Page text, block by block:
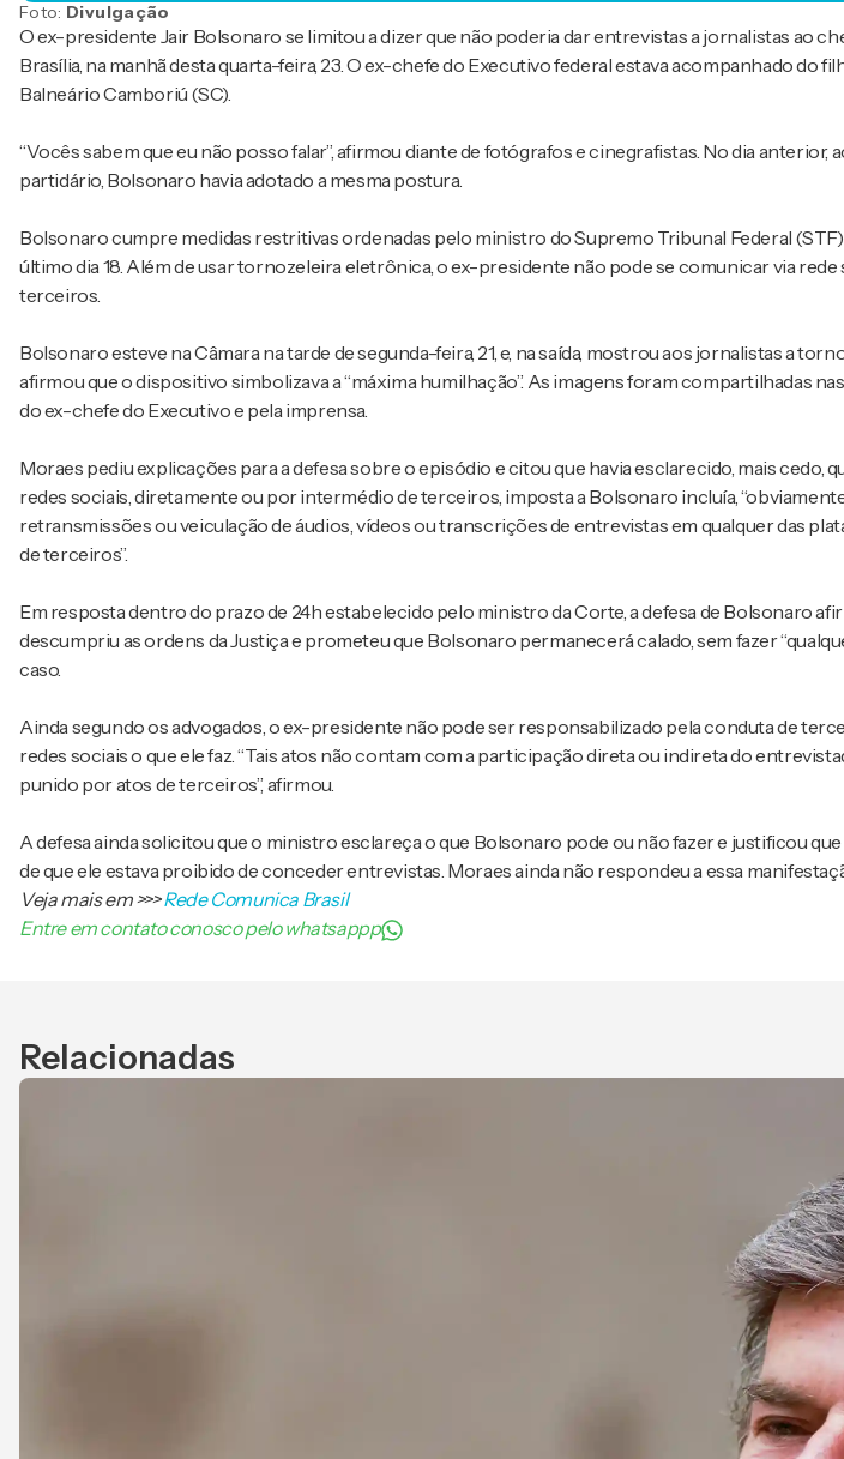
Foto: Divulgação
O ex-presidente Jair Bolsonaro se limitou a dizer que não poderia dar entrevistas a jornalistas ao
Brasília, na manhã desta quarta-feira, 23. O ex-chefe do Executivo federal estava acompanhado do
Balneário Camboriú (SC).
“Vocês sabem que eu não posso falar”, afirmou diante de fotógrafos e cinegrafistas. No dia anterior,
partidário, Bolsonaro havia adotado a mesma postura.
Bolsonaro cumpre medidas restritivas ordenadas pelo ministro do Supremo Tribunal Federal
último dia 18. Além de usar tornozeleira eletrônica, o ex-presidente não pode se comunicar via
terceiros.
Bolsonaro esteve na Câmara na tarde de segunda-feira, 21, e, na saída, mostrou aos jornalistas a
afirmou que o dispositivo simbolizava a “máxima humilhação”. As imagens foram compartilhadas
do ex-chefe do Executivo e pela imprensa.
Moraes pediu explicações para a defesa sobre o episódio e citou que havia esclarecido, mais cedo,
redes sociais, diretamente ou por intermédio de terceiros, imposta a Bolsonaro incluía,
retransmissões ou veiculação de áudios, vídeos ou transcrições de entrevistas em qualquer das
de terceiros”.
Em resposta dentro do prazo de 24h estabelecido pelo ministro da Corte, a defesa de Bolsonaro
descumpriu as ordens da Justiça e prometeu que Bolsonaro permanecerá calado, sem fazer
caso.
Ainda segundo os advogados, o ex-presidente não pode ser responsabilizado pela conduta de
redes sociais o que ele faz. “Tais atos não contam com a participação direta ou indireta do
punido por atos de terceiros”, afirmou.
A defesa ainda solicitou que o ministro esclareça o que Bolsonaro pode ou não fazer e justificou
de que ele estava proibido de conceder entrevistas. Moraes ainda não respondeu a essa
Veja mais em>>>Rede Comunica Brasil
Entre em contato conosco pelo whatsappp
Relacionadas